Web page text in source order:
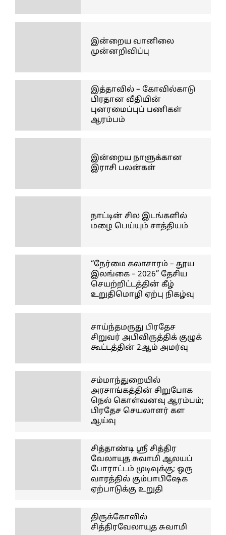
இன்றைய வானிலை
முன்னறிவிப்பு
இத்தாவில் – கோவில்காடு
பிரதான வீதியின்
புனரமைப்புப் பணிகள்
ஆரம்பம்
இன்றைய நாளுக்கான
இராசி பலன்கள்
நாட்டின் சில இடங்களில்
மழை பெய்யும் சாத்தியம்
“நேர்மை கலாசாரம் – தூய
இலங்கை – 2026” தேசிய
செயற்றிட்டத்தின் கீழ்
உறுதிமொழி ஏற்பு நிகழ்வு
சாய்ந்தமருது பிரதேச
சிறுவர் அபிவிருத்திக் குழுக்
கூட்டத்தின் 2ஆம் அமர்வு
சம்மாந்துறையில்
அரசாங்கத்தின் சிறுபோக
நெல் கொள்வனவு ஆரம்பம்;
பிரதேச செயலாளர் கள
ஆய்வு
சித்தாண்டி ஸ்ரீ சித்திர
வேலாயுத சுவாமி ஆலயப்
போராட்டம் முடிவுக்கு; ஒரு
வாரத்தில் கும்பாபிஷேக
ஏற்பாடுக்கு உறுதி
திருக்கோவில்
சித்திரவேலாயுத சுவாமி